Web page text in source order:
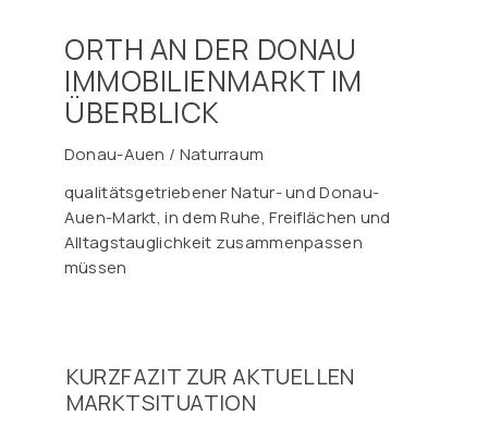
ORTH AN DER DONAU
IMMOBILIENMARKT IM
ÜBERBLICK
Donau-Auen / Naturraum
qualitätsgetriebener Natur- und Donau-
Auen-Markt, in dem Ruhe, Freiflächen und
Alltagstauglichkeit zusammenpassen
müssen
KURZFAZIT ZUR AKTUELLEN
MARKTSITUATION